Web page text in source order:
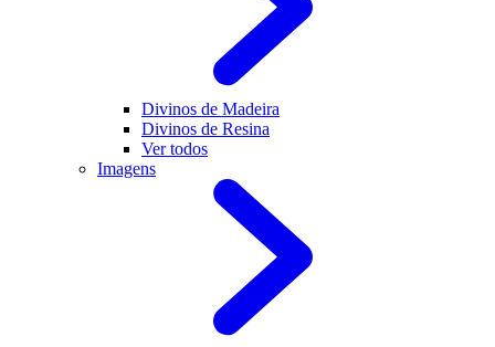
Divinos de Madeira
Divinos de Resina
Ver todos
Imagens